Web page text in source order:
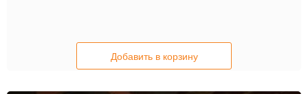
Добавить в корзину